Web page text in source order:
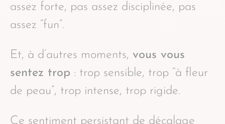
assez forte, pas assez disciplinée, pas
assez “fun”.
Et, à d’autres moments, vous vous
sentez trop : trop sensible, trop “à fleur
de peau”, trop intense, trop rigide.
Ce sentiment persistant de décalage